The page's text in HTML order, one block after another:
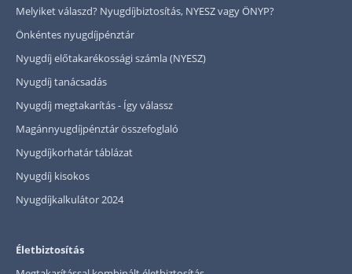
Kapcsolat
Karrier
Melyiket válaszd? Nyugdíjbiztosítás, NYESZ vagy ÖNYP?
Önkéntes nyugdíjpénztár
Nyugdíj előtakarékossági számla (NYESZ)
Nyugdíj tanácsadás
Nyugdíj megtakarítás - Így válassz
Magánnyugdíjpénztár összefoglaló
Nyugdíjkorhatár táblázat
Nyugdíj kisokos
Nyugdíjkalkulátor 2024
Életbiztosítás